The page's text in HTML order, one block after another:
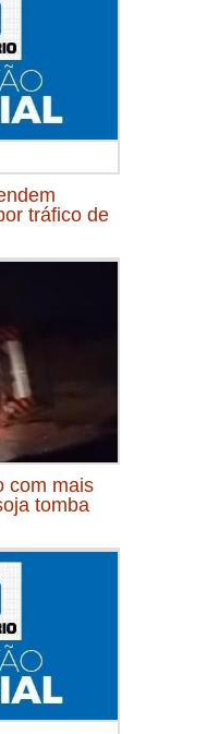
tráfico de
com mais
tomba